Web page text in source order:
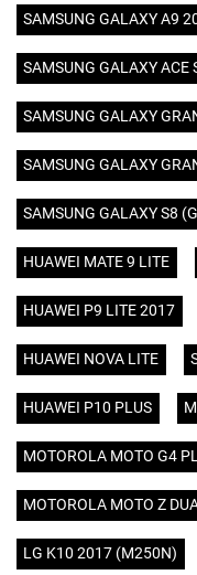
SAMSUNG GALAXY A9
SAMSUNG GALAXY ACE
SAMSUNG GALAXY
SAMSUNG GALAXY
SAMSUNG GALAXY S8
HUAWEI MATE 9 LITE
HUAWEI P9 LITE 2017
HUAWEI NOVA LITE
HUAWEI P10 PLUS
MOTOROLA MOTO G4
MOTOROLA MOTO Z
LG K10 2017 (M250N)